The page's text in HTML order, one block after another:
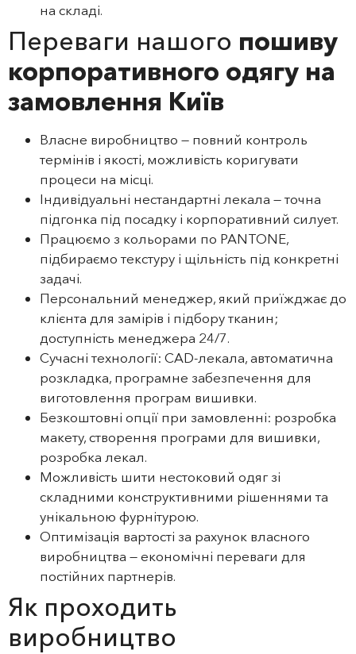
на складі.
Переваги нашого пошиву
корпоративного одягу на
замовлення Київ
Власне виробництво — повний контроль
термінів і якості, можливість коригувати
процеси на місці.
Індивідуальні нестандартні лекала — точна
підгонка під посадку і корпоративний силует.
Працюємо з кольорами по PANTONE,
підбираємо текстуру і щільність під конкретні
задачі.
Персональний менеджер, який приїжджає до
клієнта для замірів і підбору тканин;
доступність менеджера 24/7.
Сучасні технології: CAD‑лекала, автоматична
розкладка, програмне забезпечення для
виготовлення програм вишивки.
Безкоштовні опції при замовленні: розробка
макету, створення програми для вишивки,
розробка лекал.
Можливість шити нестоковий одяг зі
складними конструктивними рішеннями та
унікальною фурнітурою.
Оптимізація вартості за рахунок власного
виробництва — економічні переваги для
постійних партнерів.
Як проходить
виробництво